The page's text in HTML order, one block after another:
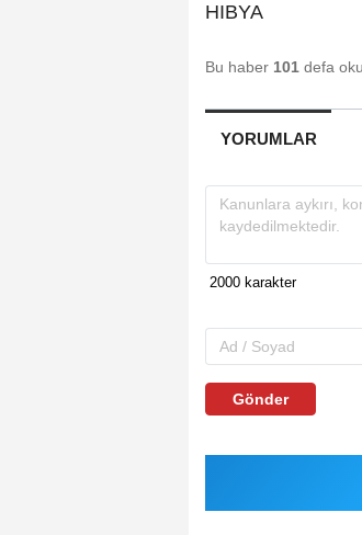
HIBYA
Bu haber 101 defa
YORUMLAR
Gönder